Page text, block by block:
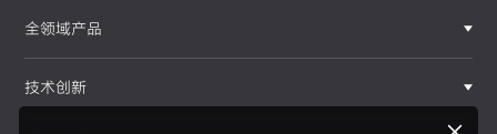
全领域产品
技术创新